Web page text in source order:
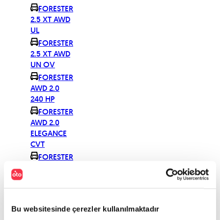
Bu websitesinde çerezler kullanılmaktadır
FORESTER
2.5 XT AWD
UL
FORESTER
2.5 XT AWD
UN OV
FORESTER
AWD 2.0
240 HP
FORESTER
AWD 2.0
ELEGANCE
CVT
FORESTER
EYESIGHT
AWD 2.0